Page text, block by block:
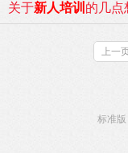
关于新人培训 的几点
上一
标准版